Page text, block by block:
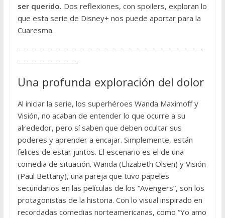
ser querido. Dos reflexiones, con spoilers, exploran lo
que esta serie de Disney+ nos puede aportar para la
Cuaresma.
———————————————————————
———————–
Una profunda exploración del dolor
Al iniciar la serie, los superhéroes Wanda Maximoff y
Visión, no acaban de entender lo que ocurre a su
alrededor, pero sí saben que deben ocultar sus
poderes y aprender a encajar. Simplemente, están
felices de estar juntos. El escenario es el de una
comedia de situación. Wanda (Elizabeth Olsen) y Visión
(Paul Bettany), una pareja que tuvo papeles
secundarios en las películas de los “Avengers”, son los
protagonistas de la historia. Con lo visual inspirado en
recordadas comedias norteamericanas, como “Yo amo